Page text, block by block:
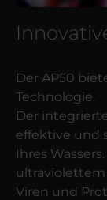
Der AP50
Technologie.
Der
effektive und
Ihres
ultraviolettem
Viren und